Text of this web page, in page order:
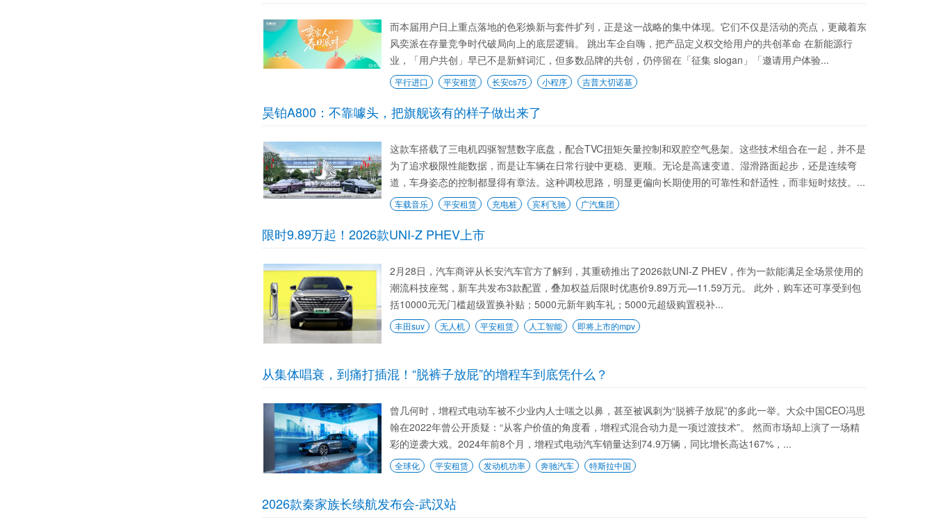
而本届用户日上重点落地的色彩焕新与套件扩列，正是这一战略的集中体现。它们不仅是活动的亮点，更藏着东
风奕派在存量竞争时代破局向上的底层逻辑。 跳出车企自嗨，把产品定义权交给用户的共创革命 在新能源行
业，「用户共创」早已不是新鲜词汇，但多数品牌的共创，仍停留在「征集 slogan」「邀请用户体验...
平行进口 平安租赁 长安cs75 小程序 吉普大切诺基
昊铂A800：不靠噱头，把旗舰该有的样子做出来了
这款车搭载了三电机四驱智慧数字底盘，配合TVC扭矩矢量控制和双腔空气悬架。这些技术组合在一起，并不是
为了追求极限性能数据，而是让车辆在日常行驶中更稳、更顺。无论是高速变道、湿滑路面起步，还是连续弯
道，车身姿态的控制都显得有章法。这种调校思路，明显更偏向长期使用的可靠性和舒适性，而非短时炫技。...
车载音乐 平安租赁 充电桩 宾利飞驰 广汽集团
限时9.89万起！2026款UNI-Z PHEV上市
2月28日，汽车商评从长安汽车官方了解到，其重磅推出了2026款UNI-Z PHEV，作为一款能满足全场景使用的
潮流科技座驾，新车共发布3款配置，叠加权益后限时优惠价9.89万元—11.59万元。 此外，购车还可享受到包
括10000元无门槛超级置换补贴；5000元新年购车礼；5000元超级购置税补...
丰田suv 无人机 平安租赁 人工智能 即将上市的mpv
从集体唱衰，到痛打插混！“脱裤子放屁”的增程车到底凭什么？
曾几何时，增程式电动车被不少业内人士嗤之以鼻，甚至被讽刺为“脱裤子放屁”的多此一举。大众中国CEO冯思
翰在2022年曾公开质疑：“从客户价值的角度看，增程式混合动力是一项过渡技术”。 然而市场却上演了一场精
彩的逆袭大戏。2024年前8个月，增程式电动汽车销量达到74.9万辆，同比增长高达167%，...
全球化 平安租赁 发动机功率 奔驰汽车 特斯拉中国
2026款秦家族长续航发布会-武汉站